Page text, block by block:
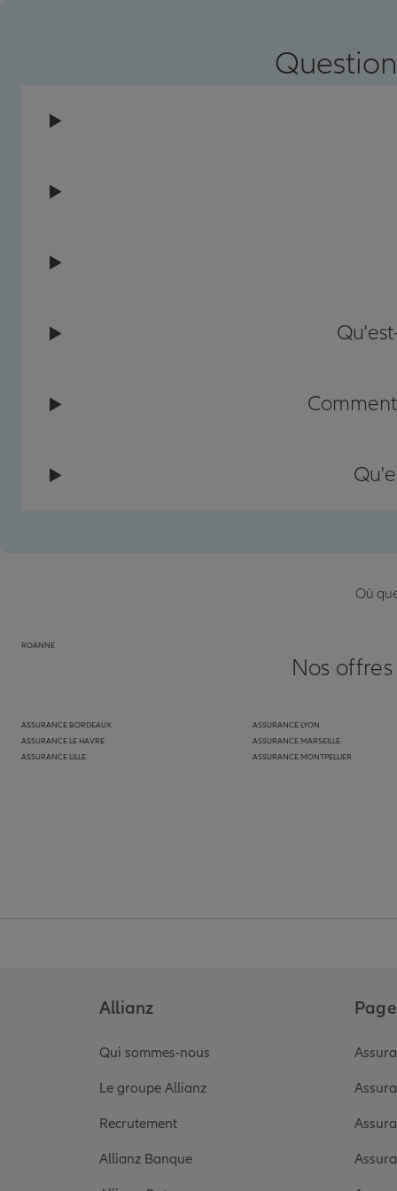
Où
ROANNE
Nos
ASSURANCE BORDEAUX
ASSURANCE LE HAVRE
ASSURANCE LILLE
ASSURANCE LYON
ASSURANCE MARSEILLE
ASSURANCE MONTPELLIER
Allianz
Qui sommes-nous
Le groupe Allianz
Recrutement
Allianz Banque